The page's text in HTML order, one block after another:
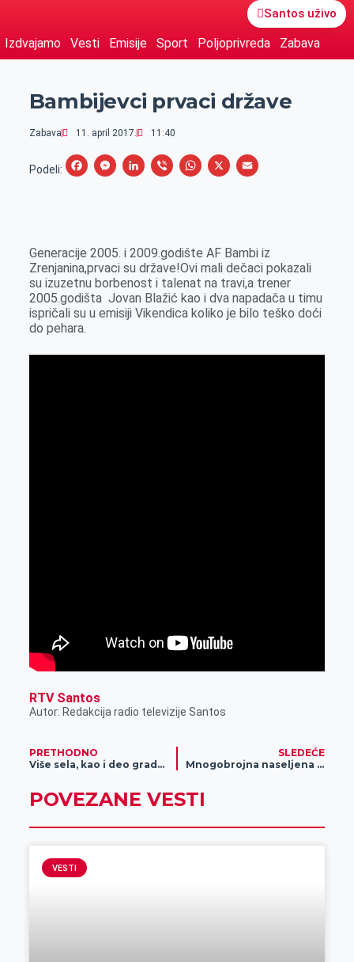
Santos uživo
Izdvajamo Vesti Emisije Sport Poljoprivreda Zabava
Bambijevci prvaci države
Zabava 11. april 2017. 11:40
Podeli:
F
b
o
o
k
M
e
n
g
e
L
e
d
I
n
V
r
W
s
A
p
p
X
E
l
Generacije 2005. i 2009.godište AF Bambi iz
Zrenjanina,prvaci su države!Ovi mali dečaci pokazali
su izuzetnu borbenost i talenat na travi,a trener
2005.godišta Jovan Blažić kao i dva napadača u timu
ispričali su u emisiji Vikendica koliko je bilo teško doći
do pehara.
RTV Santos
Autor: Redakcija radio televizije Santos
PRETHODNO
Više sela, kao i deo grada u potpunosti ostaje bez struje
SLEDEĆE
Mnogobrojna naseljena mesta i deo grada ostaju sutra bez struje
POVEZANE VESTI
VESTI